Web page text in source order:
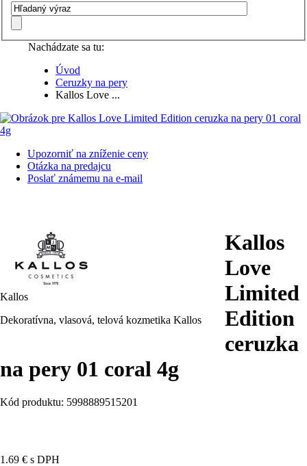
Nachádzate sa tu:
Úvod
Ceruzky na pery
Kallos Love ...
Upozorniť na zníženie ceny
Otázka na predajcu
Poslať známemu na e-mail
Kallos
Dekoratívna, vlasová, telová kozmetika Kallos
Kallos
Love
Limited
Edition
ceruzka
na pery 01 coral 4g
Kód produktu: 5998889515201
1.69 € s DPH